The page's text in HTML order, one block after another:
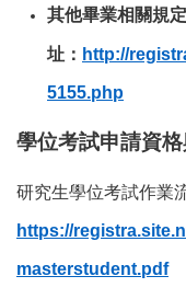
其他畢業相關規
址： http://
5155.php
學位考試申請資格
研究生學位考試作業
https://
masterstudent.pdf